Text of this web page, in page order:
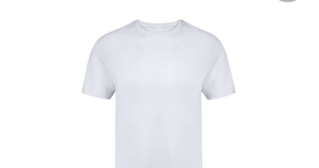
Ademhalingsbescherming
Gehoorbescherming